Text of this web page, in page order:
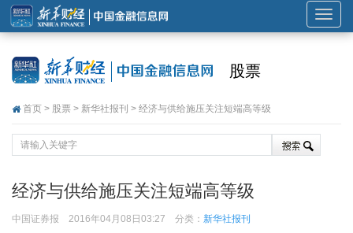
展
开
股票
首页 > 股票 > 新华社报刊 > 经济与供给施压关注短端高等级
经济与供给施压关注短端高等级
中国证券报 2016年04月08日03:27 分类： 新华社报刊